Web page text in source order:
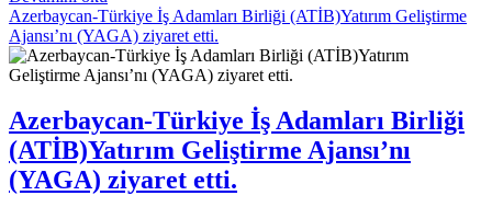
Azerbaycan-Türkiye İş Adamları Birliği (ATİB)Yatırım Geliştirme
Ajansı’nı (YAGA) ziyaret etti.
Azerbaycan-Türkiye İş Adamları Birliği
(ATİB)Yatırım Geliştirme Ajansı’nı
(YAGA) ziyaret etti.